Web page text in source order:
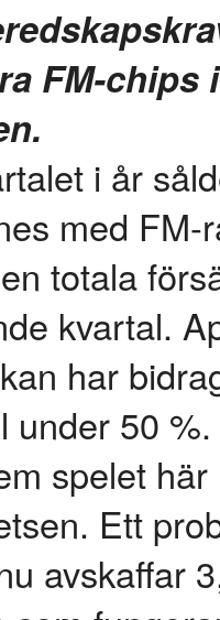
FM-chips
i år
med
totala
kvartal.
har
under 50
spelet
Ett
avskaffar